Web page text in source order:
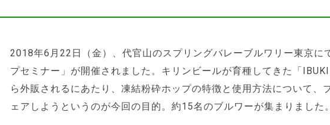
2018年6月22日（金）、代官山のスプリングバレーブルワリー東京に
プセミナー」が開催されました。キリンビールが育種してきた「
ら外販されるにあたり、凍結粉砕ホップの特徴と使用方法について、
ェアしようというのが今回の目的。約15名のブルワーが集まりました。